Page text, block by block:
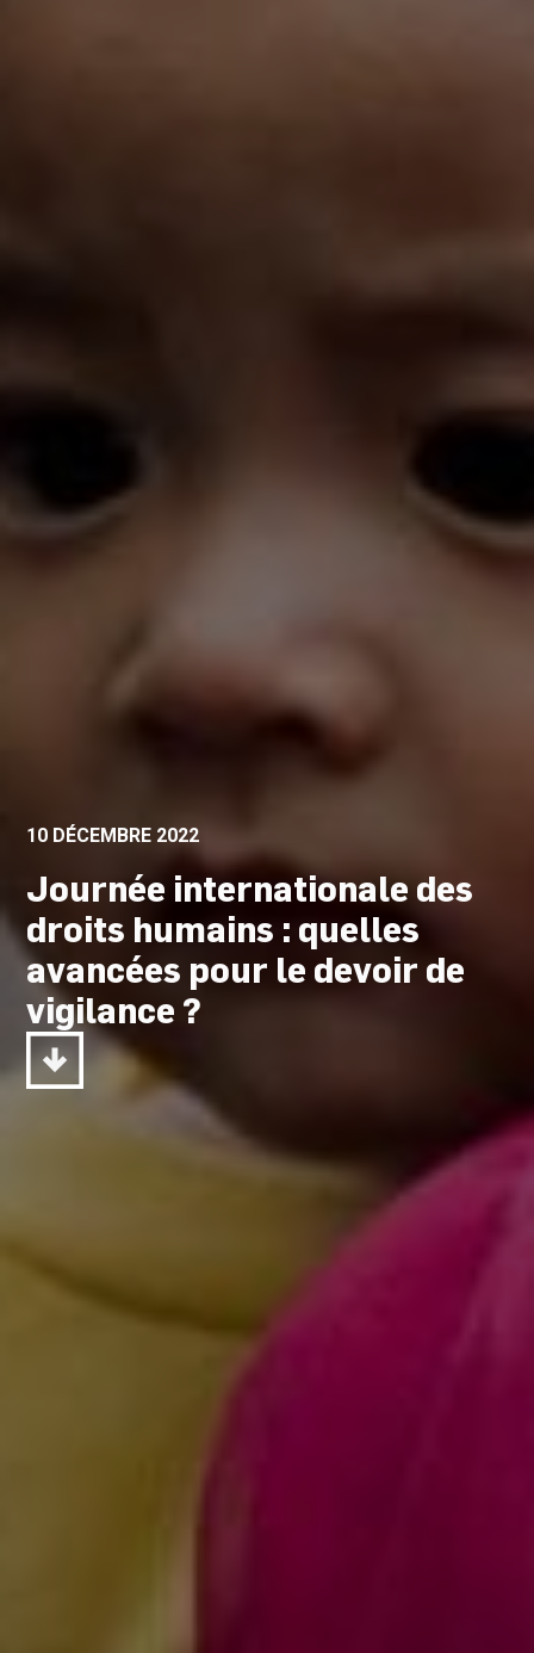
10 DÉCEMBRE 2022
Journée internationale des
droits humains : quelles
avancées pour le devoir de
vigilance ?